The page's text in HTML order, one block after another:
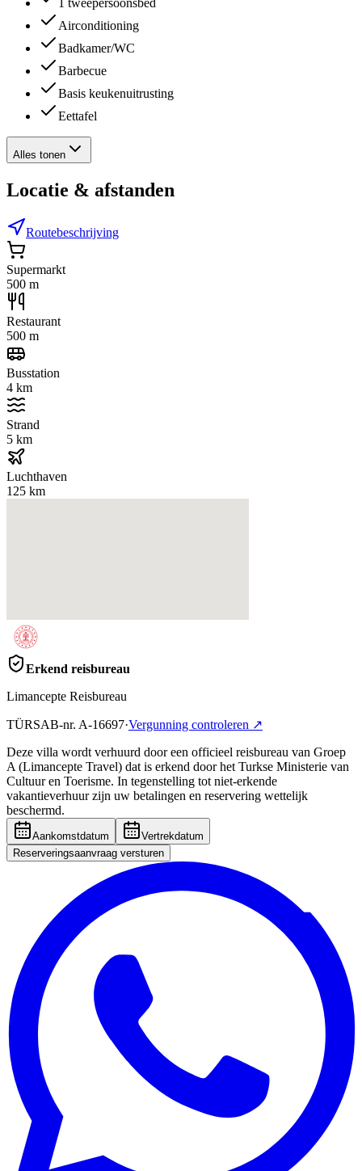
1 tweepersoonsbed
Airconditioning
Badkamer/WC
Barbecue
Basis keukenuitrusting
Eettafel
Alles tonen
Locatie & afstanden
Routebeschrijving
Supermarkt
500 m
Restaurant
500 m
Busstation
4 km
Strand
5 km
Luchthaven
125 km
Erkend reisbureau
Limancepte Reisbureau
TÜRSAB-nr. A-16697·Vergunning controleren ↗
Deze villa wordt verhuurd door een officieel reisbureau van Groep
A (Limancepte Travel) dat is erkend door het Turkse Ministerie van
Cultuur en Toerisme. In tegenstelling tot niet-erkende
vakantieverhuur zijn uw betalingen en reservering wettelijk
beschermd.
Aankomstdatum
Vertrekdatum
Reserveringsaanvraag versturen